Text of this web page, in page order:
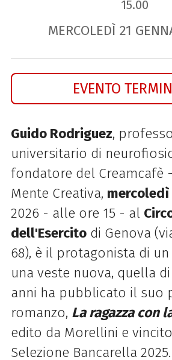
15.00
MERCOLEDÌ 21
EVENTO
Guido Rodriguez,
universitario di
fondatore del Creamcafè
Mente Creativa, mercoledì
2026 - alle ore 15 - al
dell'Esercitodi Genova
68), è il protagonista di
una veste nuova, quella di
anni ha pubblicato il suo
romanzo, La ragazza con
edito da Morellini e
Selezione Bancarella